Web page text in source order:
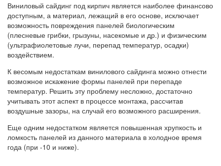
Виниловый сайдинг под кирпич является наиболее финансово
доступным, а материал, лежащий в его основе, исключает
возможность повреждения панелей биологическим
(плесневые грибки, грызуны, насекомые и др.) и физическим
(ультрафиолетовые лучи, перепад температур, осадки)
воздействием.
К весомым недостаткам винилового сайдинга можно отнести
возможное искажение формы панелей при перепаде
температур. Решить эту проблему несложно, достаточно
учитывать этот аспект в процессе монтажа, рассчитав
воздушные зазоры, на случай его возможного расширения.
Еще одним недостатком является повышенная хрупкость и
ломкость панелей из данного материала в холодное время
года (при -10 и ниже).